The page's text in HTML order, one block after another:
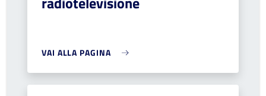
VAI ALLA PAGINA